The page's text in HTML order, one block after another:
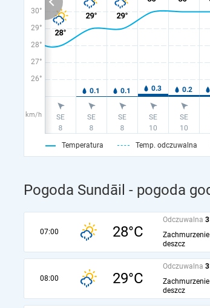
30°
29°
28°
27°
26°
km/h
Temperatura Temp. odczuwalna
Pogoda Sundāil - pogoda
07:00 28°C
Odczuwalna
deszcz
08:00 29°C
Odczuwalna
deszcz